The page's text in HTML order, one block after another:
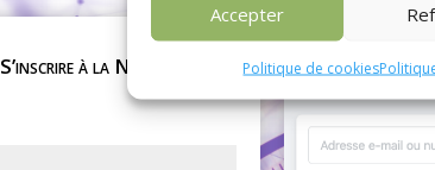
Accepter
Politique de cookies
S’inscrire à la Newsletter